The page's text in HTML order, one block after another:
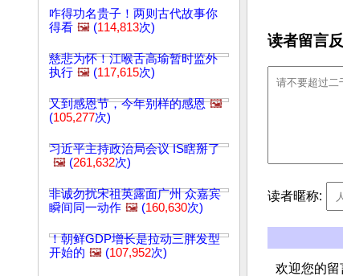
咋得功名贵子！两则古代故事你
得看 🖼️ (114,813次)
慈悲为怀！江喉舌高瑜暂时监外
执行 🖼️ (117,615次)
又到感恩节，今年别样的感恩 🖼️
(105,277次)
习近平主持政治局会议 IS瞎掰了
🖼️ (261,632次)
非诚勿扰宋祖英露面广州 众嘉宾
瞬间同一动作 🖼️ (160,630次)
！朝鲜GDP增长是拉动三胖发型
开始的 🖼️ (107,952次)
读者留言
读者暱称:
欢迎您的留